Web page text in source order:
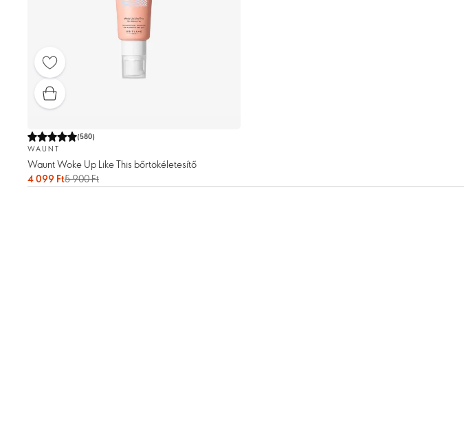
(580)
WAUNT
Waunt Woke Up Like This bőrtökéletesítő
4 099 Ft5 900 Ft